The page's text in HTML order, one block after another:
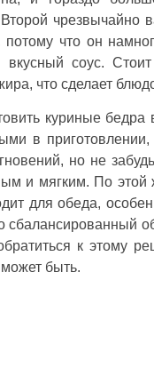
чрезвычайно
потому что он
соус.
что сделает
куриные бедра
в приготовлении,
но не
и мягким. По
для обеда,
сбалансированный
к этому
быть.